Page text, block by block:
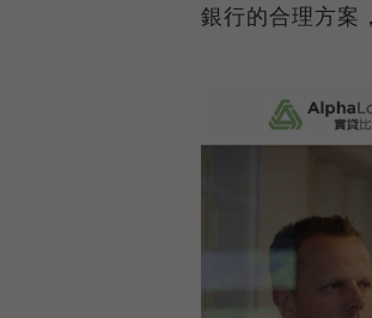
銀行的合理方案